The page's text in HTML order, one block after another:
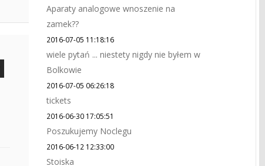
Aparaty analogowe wnoszenie na
zamek??
2016-07-05 11:18:16
wiele pytań ... niestety nigdy nie byłem w
Bolkowie
2016-07-05 06:26:18
tickets
2016-06-30 17:05:51
Poszukujemy Noclegu
2016-06-12 12:33:00
Stoiska